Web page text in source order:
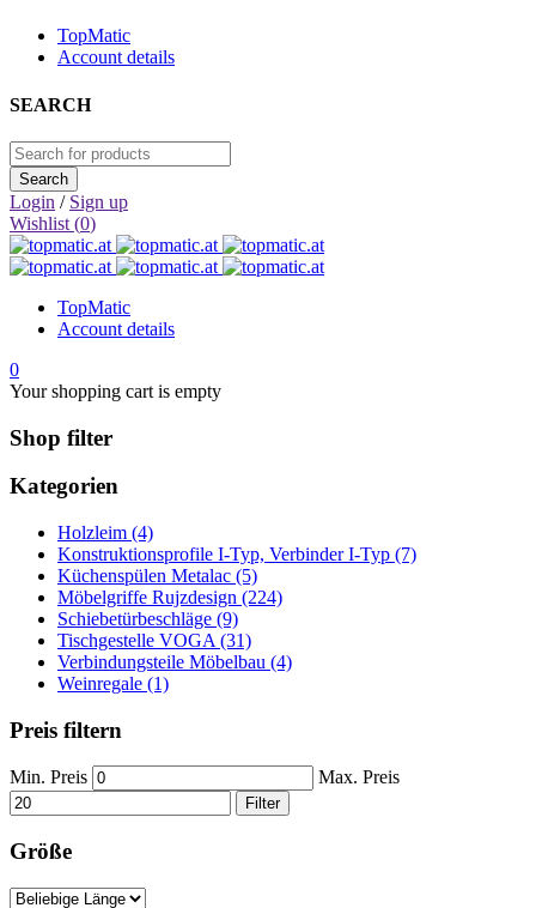
TopMatic
Account details
SEARCH
Login / Sign up
Wishlist (0)
TopMatic
Account details
0
Your shopping cart is empty
Shop filter
Kategorien
Holzleim (4)
Konstruktionsprofile I-Typ, Verbinder I-Typ (7)
Küchenspülen Metalac (5)
Möbelgriffe Rujzdesign (224)
Schiebetürbeschläge (9)
Tischgestelle VOGA (31)
Verbindungsteile Möbelbau (4)
Weinregale (1)
Preis filtern
Min. Preis Max. Preis
Filter
Größe